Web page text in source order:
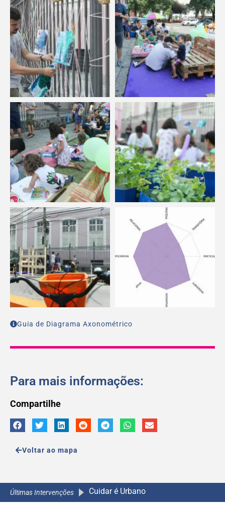
Guia de Diagrama Axonométrico
Para mais informações:
Compartilhe
Voltar ao mapa
Últimas Intervenções A Camin
A Caminho da Escola 2.0
A Caminho da Escola 2.0